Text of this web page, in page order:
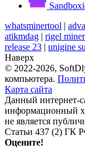
whatsminertool |
atikmdag | rigel miner
release 23 | unigine
Наверх
© 2022-2026,
компьютера.
Карта сайта
Данный интернет-
информационный
не является
Статьи 437 (2) ГК
Оцените!